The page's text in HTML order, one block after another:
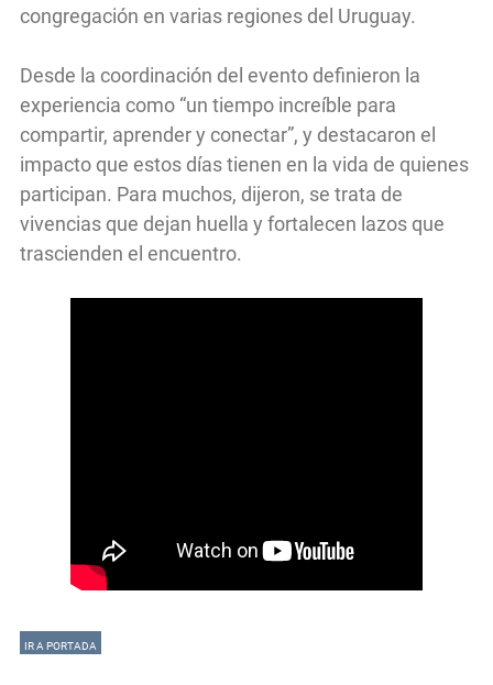
congregación en varias regiones del Uruguay.
Desde la coordinación del evento definieron la
experiencia como “un tiempo increíble para
compartir, aprender y conectar”, y destacaron el
impacto que estos días tienen en la vida de quienes
participan. Para muchos, dijeron, se trata de
vivencias que dejan huella y fortalecen lazos que
trascienden el encuentro.
IR A PORTADA